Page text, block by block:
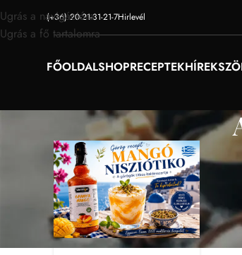
Ugrás a navigációra
Ugrás a fő tartalomra
(+36) 20-21-31-21-7Hirlevél
FŐOLDALSHOPRECEPTEKHÍREK